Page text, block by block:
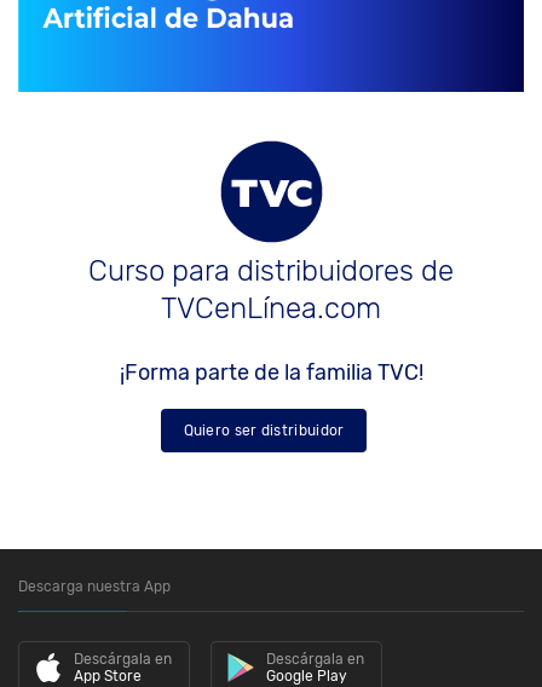
Curso para distribuidores de
TVCenLínea.com
¡Forma parte de la familia TVC!
Quiero ser distribuidor
Descarga nuestra App
Descárgala en
App Store
Descárgala en
Google Play